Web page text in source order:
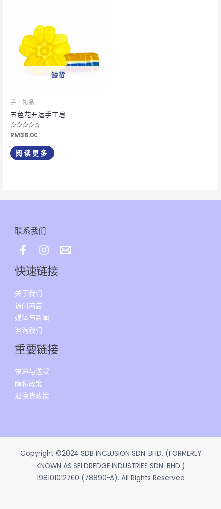
缺货
手工礼品
五色花开运手工皂
评
分
&sol;
5
RM38.00
阅读更多
联系我们
快速链接
关于我们
访问商店
媒体与新闻
咨询我们
重要链接
快递与送货
隐私政策
退换货政策
Copyright ©2024 SDB INCLUSION SDN. BHD. (FORMERLY
KNOWN AS SELDREDGE INDUSTRIES SDN. BHD.)
198101012760 (78890-A). All Rights Reserved